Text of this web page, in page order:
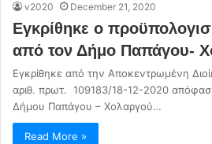
v2020 December 21, 2020
Εγκρίθηκε ο
από τον Δήμο Παπάγου-
Εγκρίθηκε από την Αποκεντρωμένη
αριθ. πρωτ. 109183/18-12-2020
Δήμου Παπάγου – Χολαργού…
Read More »